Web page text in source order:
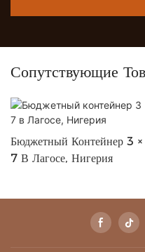
Сопутствующие
Бюджетный Контейнер 3 ×
7 В Лагосе, Нигерия